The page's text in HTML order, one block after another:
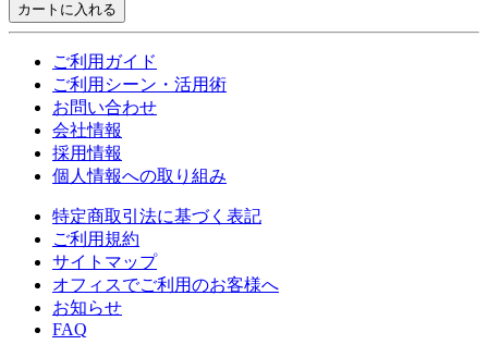
カートに入れる
ご利用ガイド
ご利用シーン・活用術
お問い合わせ
会社情報
採用情報
個人情報への取り組み
特定商取引法に基づく表記
ご利用規約
サイトマップ
オフィスでご利用のお客様へ
お知らせ
FAQ